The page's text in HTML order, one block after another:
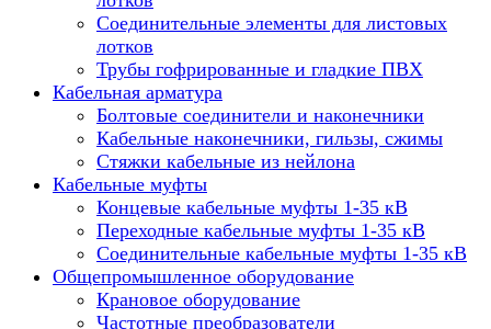
Соединительные элементы для листовых
лотков
Трубы гофрированные и гладкие ПВХ
Кабельная арматура
Болтовые соединители и наконечники
Кабельные наконечники, гильзы, сжимы
Стяжки кабельные из нейлона
Кабельные муфты
Концевые кабельные муфты 1-35 кВ
Переходные кабельные муфты 1-35 кВ
Соединительные кабельные муфты 1-35 кВ
Общепромышленное оборудование
Крановое оборудование
Частотные преобразователи